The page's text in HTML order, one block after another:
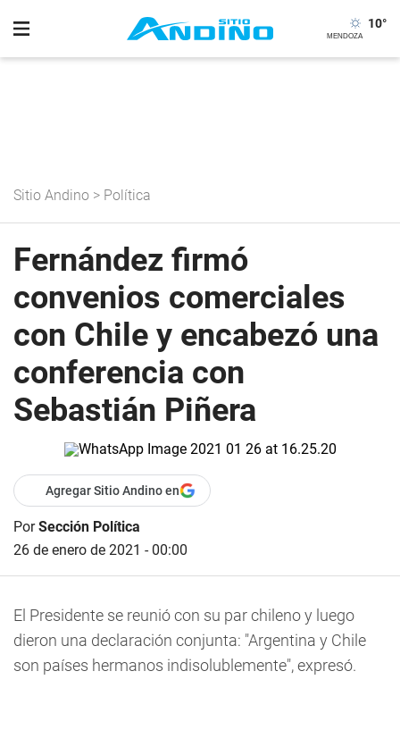
10°
Sitio Andino > Política
Fernández firmó
convenios comerciales
con Chile y encabezó una
conferencia con
Sebastián Piñera
Agregar Sitio Andino en
PorSección Política
26 de enero de 2021 - 00:00
El Presidente se reunió con su par chileno y luego
dieron una declaración conjunta: "Argentina y Chile
son países hermanos indisolublemente", expresó.